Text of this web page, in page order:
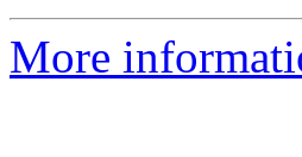
More